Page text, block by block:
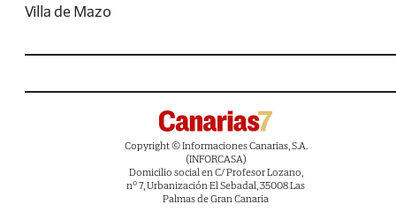
Villa de Mazo
Copyright © Informaciones Canarias, S.A.
(INFORCASA)
Domicilio social en C/ Profesor Lozano,
nº 7, Urbanización El Sebadal, 35008 Las
Palmas de Gran Canaria